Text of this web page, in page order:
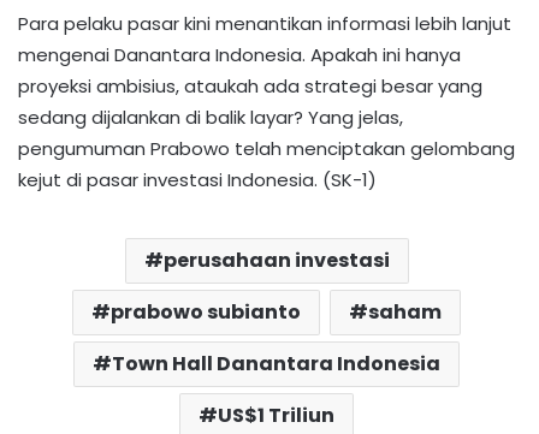
Para pelaku pasar kini menantikan informasi lebih lanjut
mengenai Danantara Indonesia. Apakah ini hanya
proyeksi ambisius, ataukah ada strategi besar yang
sedang dijalankan di balik layar? Yang jelas,
pengumuman Prabowo telah menciptakan gelombang
kejut di pasar investasi Indonesia. (SK-1)
perusahaan investasi
prabowo subianto
saham
Town Hall Danantara Indonesia
US$1 Triliun